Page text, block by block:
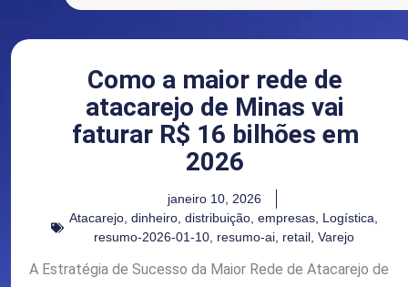
Como a maior rede de
atacarejo de Minas vai
faturar R$ 16 bilhões em
2026
janeiro 10, 2026
Atacarejo dinheiro distribuição empresas Logística
resumo-2026-01-10, resumo-ai, retail, Varejo
A Estratégia de Sucesso da Maior Rede de Atacarejo de